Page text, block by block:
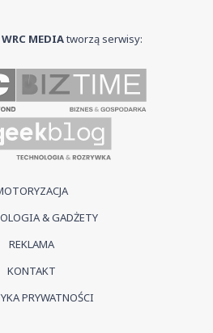
WRC MEDIAtworzą serwisy:
& GADŻETY
REKLAMA
KONTAKT
PRYWATNOŚCI